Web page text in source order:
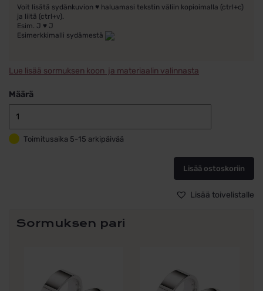
Voit lisätä sydänkuvion ♥ haluamasi tekstin väliin kopioimalla (ctrl+c)
ja liitä (ctrl+v).
Esim. J ♥ J
Esimerkkimalli sydämestä
Lue lisää sormuksen koon ja materiaalin valinnasta
Määrä
Style
Silver
Brilliance
060,
Toimitusaika 5-15 arkipäivää
Lisää ostoskoriin
Lisää toivelistalle
Sormuksen pari